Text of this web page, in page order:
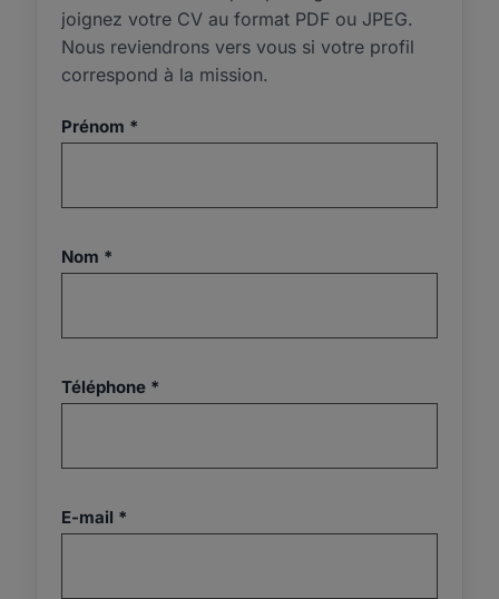
joignez votre CV au format PDF ou JPEG.
Nous reviendrons vers vous si votre profil
correspond à la mission.
Prénom *
Nom *
Téléphone *
E-mail *